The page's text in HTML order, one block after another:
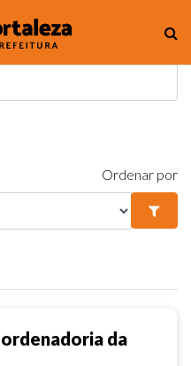
Ordenar por
da